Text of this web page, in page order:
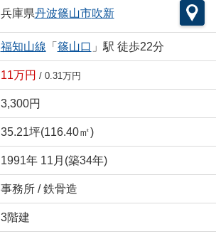
兵庫県丹波篠山市吹新
福知山線 「 篠山口 」駅 徒歩22分
11万円 / 0.31万円
3,300円
35.21坪(116.40㎡)
1991年 11月(築34年)
事務所 / 鉄骨造
3階建